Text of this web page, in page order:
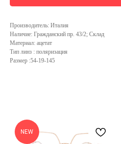
Производитель: Италия
Наличие: Гражданский пр. 43/2; Склад
Материал: ацетат
Тип линз : поляризация
Размер :54-19-145
NEW